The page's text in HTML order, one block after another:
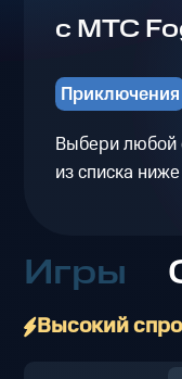
с МТС
Приключения
Выбери любой
из списка
Игры
Высокий